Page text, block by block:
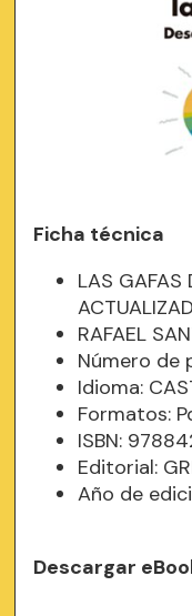
Ficha técnica
LAS GAFAS
RAFAEL
Número de
Idioma:
Formatos:
ISBN:
Editorial:
Año de
Descargar